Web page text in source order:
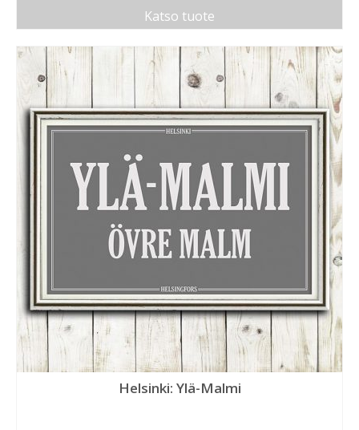
Katso tuote
Helsinki: Ylä-Malmi